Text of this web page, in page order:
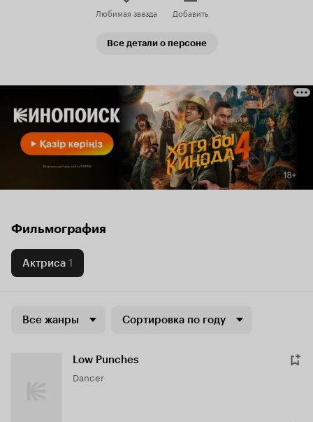
Любимая звезда Добавить
Все детали о персоне
Фильмография
Актриса 1
Все жанры Сортировка по году
Low Punches
Dancer